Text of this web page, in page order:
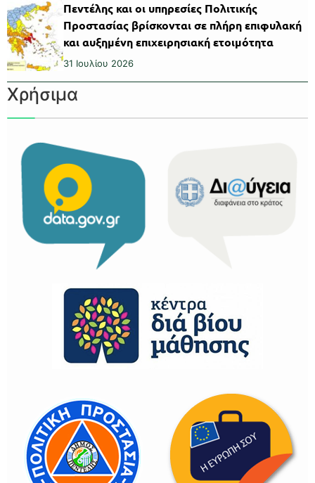
Πεντέλης και οι υπηρεσίες Πολιτικής
Προστασίας βρίσκονται σε πλήρη επιφυλακή
και αυξημένη επιχειρησιακή ετοιμότητα
31 Ιουλίου 2026
Χρήσιμα